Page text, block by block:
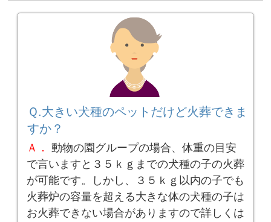
Ｑ.大きい犬種のペットだけど火葬できま
すか？
Ａ．
動物の園グループの場合、体重の目安
で言いますと３５ｋｇまでの犬種の子の火葬
が可能です。しかし、３５ｋｇ以内の子でも
火葬炉の容量を超える大きな体の犬種の子は
お火葬できない場合がありますので詳しくは